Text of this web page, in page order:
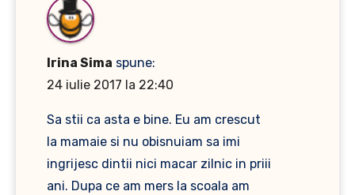
Irina Sima spune:
24 iulie 2017 la 22:40
Sa stii ca asta e bine. Eu am crescut
la mamaie si nu obisnuiam sa imi
ingrijesc dintii nici macar zilnic in priii
ani. Dupa ce am mers la scoala am